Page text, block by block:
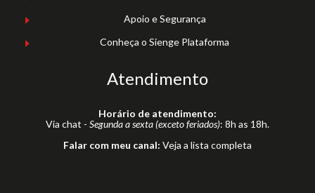
Apoio e Segurança
Conheça o Sienge Plataforma
Atendimento
Horário de atendimento:
Via chat - Segunda a sexta (exceto feriados): 8h as 18h.
Falar com meu canal: Veja a lista completa